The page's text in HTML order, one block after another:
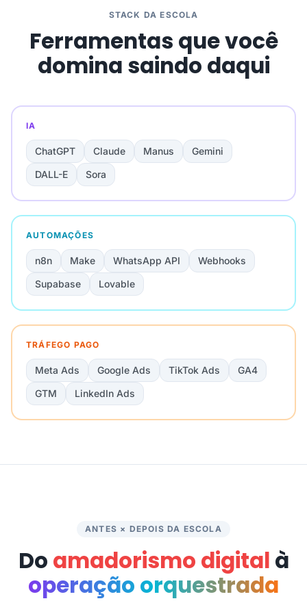
STACK DA ESCOLA
Ferramentas que você
domina saindo daqui
IA
ChatGPT Claude Manus
Gemini
DALL-E
Sora
AUTOMAÇÕES
n8n Make WhatsApp API
Webhooks
Supabase
Lovable
TRÁFEGO PAGO
Meta Ads Google Ads TikTok Ads
GA4
GTM
LinkedIn Ads
ANTES × DEPOIS DA ESCOLA
Do amadorismo digital à
operação orquestrada